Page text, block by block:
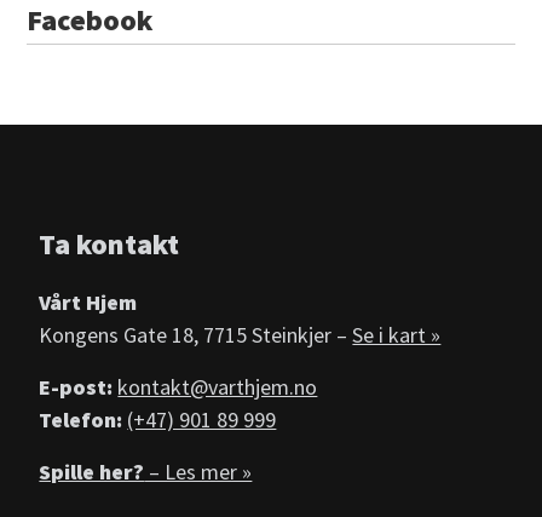
Facebook
Ta kontakt
Vårt Hjem
Kongens Gate 18, 7715 Steinkjer –Se i kart »
E-post: kontakt@varthjem.no
Telefon: (+47) 901 89 999
Spille her? – Les mer »